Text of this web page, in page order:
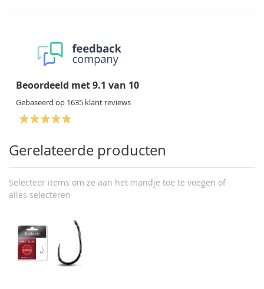
Beoordeeld met9.1 van 10
Gebaseerd op 1635 klant reviews
Gerelateerde producten
Selecteer items om ze aan het mandje toe te voegen of
alles selecteren